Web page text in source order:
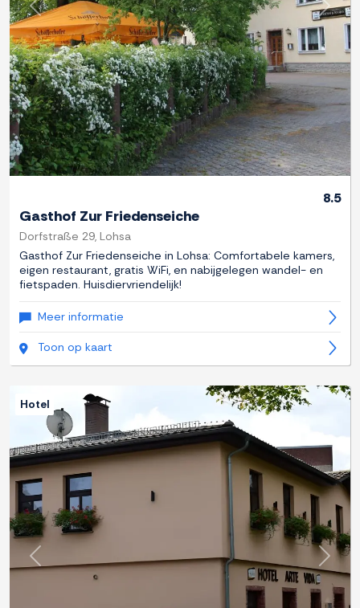
Previous Next
8.5
Gasthof Zur Friedenseiche
Dorfstraße 29, Lohsa
Gasthof Zur Friedenseiche in Lohsa: Comfortabele kamers,
eigen restaurant, gratis WiFi, en nabijgelegen wandel- en
fietspaden. Huisdiervriendelijk!
Meer informatie
Toon op kaart
Previous Next
Hotel